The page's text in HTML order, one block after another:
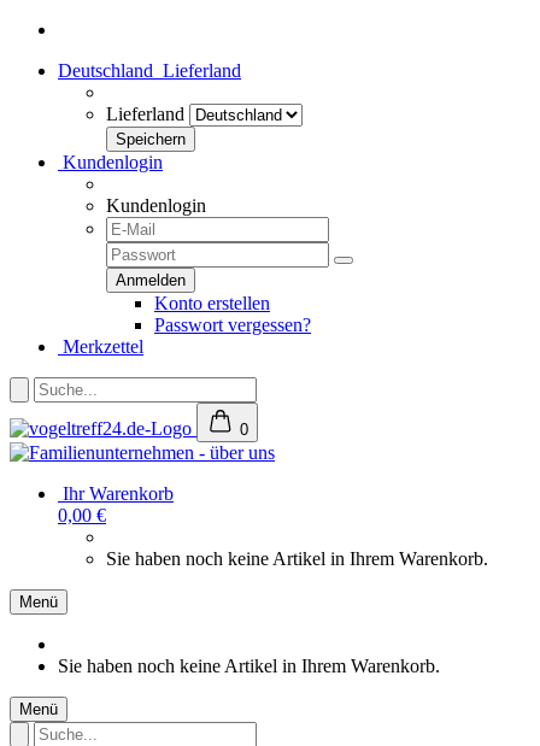
Deutschland Lieferland
Lieferland
Kundenlogin
Kundenlogin
Konto erstellen
Passwort vergessen?
Merkzettel
0
Ihr Warenkorb
0,00 €
Sie haben noch keine Artikel in Ihrem Warenkorb.
Menü
Sie haben noch keine Artikel in Ihrem Warenkorb.
Menü